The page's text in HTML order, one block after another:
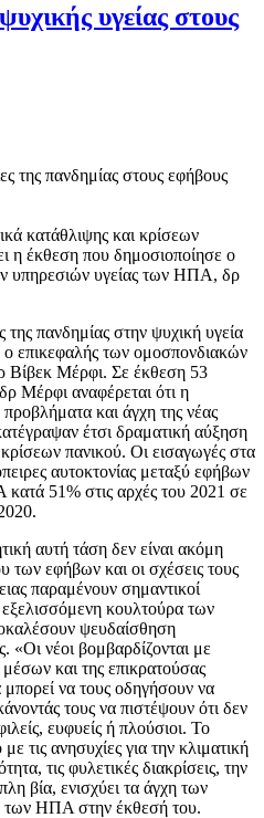
υγείας στους
της πανδημίας στους εφήβους
κατάθλιψης και κρίσεων
η έκθεση που δημοσιοποίησε ο
υπηρεσιών υγείας των ΗΠΑ, δρ
της πανδημίας στην ψυχική υγεία
επικεφαλής των ομοσπονδιακών
Βίβεκ Μέρφι. Σε έκθεση 53
Μέρφι αναφέρεται ότι η
και άγχη της νέας
έτσι δραματική αύξηση
πανικού. Οι εισαγωγές στα
αυτοκτονίας μεταξύ εφήβων
51% στις αρχές του 2021 σε
αυτή τάση δεν είναι ακόμη
των εφήβων και οι σχέσεις τους
παραμένουν σημαντικοί
κουλτούρα των
ψευδαίσθηση
«Οι νέοι βομβαρδίζονται με
και της επικρατούσας
να τους οδηγήσουν να
τους να πιστέψουν ότι δεν
ευφυείς ή πλούσιοι. Το
τις ανησυχίες για την κλιματική
τις φυλετικές διακρίσεις, την
βία, ενισχύει τα άγχη των
των ΗΠΑ στην έκθεσή του.